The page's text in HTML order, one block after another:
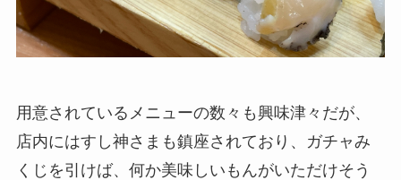
用意されているメニューの数々も興味津々だが、
店内にはすし神さまも鎮座されており、ガチャみ
くじを引けば、何か美味しいもんがいただけそう